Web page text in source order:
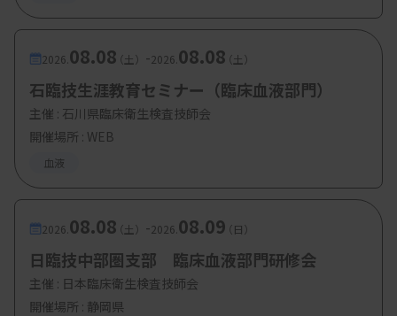
2026. 08.08（土） -2026. 08.08（土）
石臨技生涯教育セミナー（臨床血液部門）
主催 : 石川県臨床衛生検査技師会
開催場所 : WEB
血液
2026. 08.08（土） -2026. 08.09（日）
日臨技中部圏支部 臨床血液部門研修会
主催 : 日本臨床衛生検査技師会
開催場所 : 静岡県